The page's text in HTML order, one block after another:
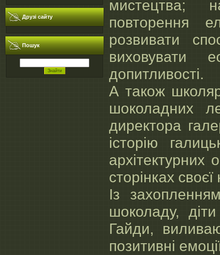
Друзі сайту
Пошук
мистецтва;
повторення
розвивати
виховувати
допитливості.
А також
шоколадних
директора
історію
архітектурних
сторінках
Із
шоколаду, діти
Гайди,
позитивні